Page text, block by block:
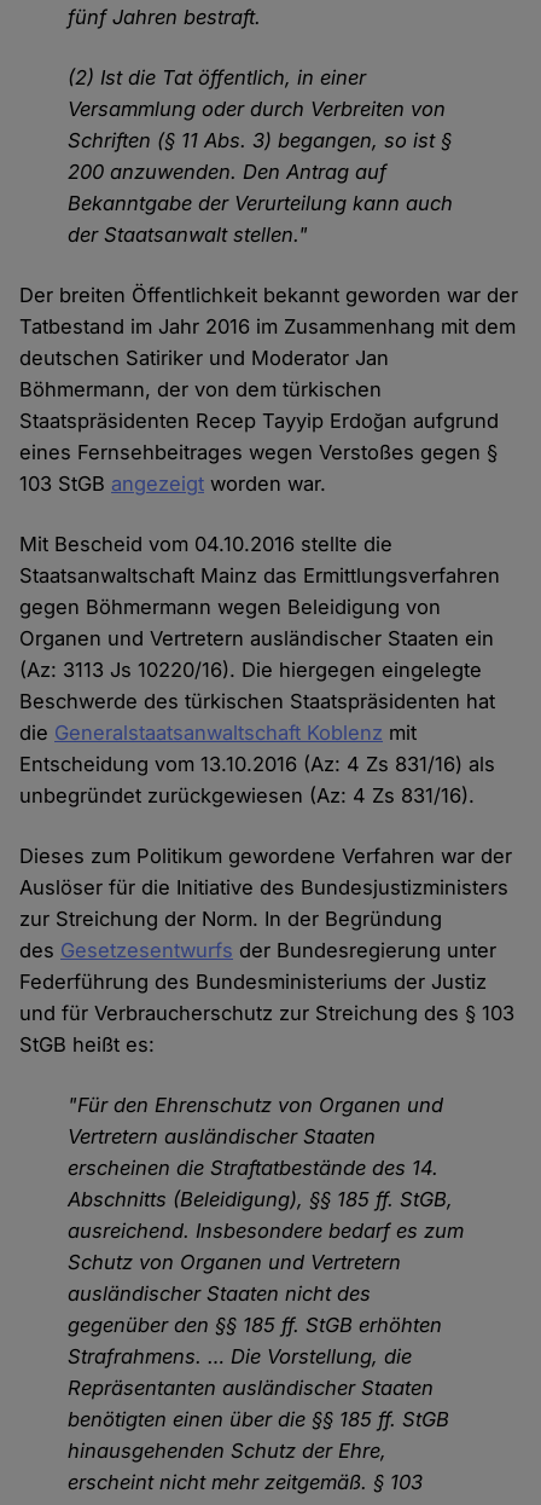
fünf Jahren bestraft.
(2) Ist die Tat öffentlich, in einer
Versammlung oder durch Verbreiten von
Schriften (§ 11 Abs. 3) begangen, so ist §
200 anzuwenden. Den Antrag auf
Bekanntgabe der Verurteilung kann auch
der Staatsanwalt stellen."
Der breiten Öffentlichkeit bekannt geworden war der
Tatbestand im Jahr 2016 im Zusammenhang mit dem
deutschen Satiriker und Moderator Jan
Böhmermann, der von dem türkischen
Staatspräsidenten Recep Tayyip Erdoğan aufgrund
eines Fernsehbeitrages wegen Verstoßes gegen §
103 StGB angezeigt worden war.
Mit Bescheid vom 04.10.2016 stellte die
Staatsanwaltschaft Mainz das Ermittlungsverfahren
gegen Böhmermann wegen Beleidigung von
Organen und Vertretern ausländischer Staaten ein
(Az: 3113 Js 10220/16). Die hiergegen eingelegte
Beschwerde des türkischen Staatspräsidenten hat
die Generalstaatsanwaltschaft Koblenz mit
Entscheidung vom 13.10.2016 (Az: 4 Zs 831/16) als
unbegründet zurückgewiesen (Az: 4 Zs 831/16).
Dieses zum Politikum gewordene Verfahren war der
Auslöser für die Initiative des Bundesjustizministers
zur Streichung der Norm. In der Begründung
des Gesetzesentwurfs der Bundesregierung unter
Federführung des Bundesministeriums der Justiz
und für Verbraucherschutz zur Streichung des § 103
StGB heißt es:
"Für den Ehrenschutz von Organen und
Vertretern ausländischer Staaten
erscheinen die Straftatbestände des 14.
Abschnitts (Beleidigung), §§ 185 ff. StGB,
ausreichend. Insbesondere bedarf es zum
Schutz von Organen und Vertretern
ausländischer Staaten nicht des
gegenüber den §§ 185 ff. StGB erhöhten
Strafrahmens. … Die Vorstellung, die
Repräsentanten ausländischer Staaten
benötigten einen über die §§ 185 ff. StGB
hinausgehenden Schutz der Ehre,
erscheint nicht mehr zeitgemäß. § 103